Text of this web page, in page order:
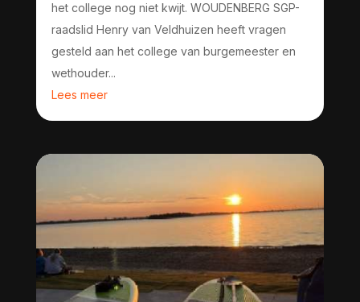
het college nog niet kwijt. WOUDENBERG SGP-
raadslid Henry van Veldhuizen heeft vragen
gesteld aan het college van burgemeester en
wethouder...
Lees meer